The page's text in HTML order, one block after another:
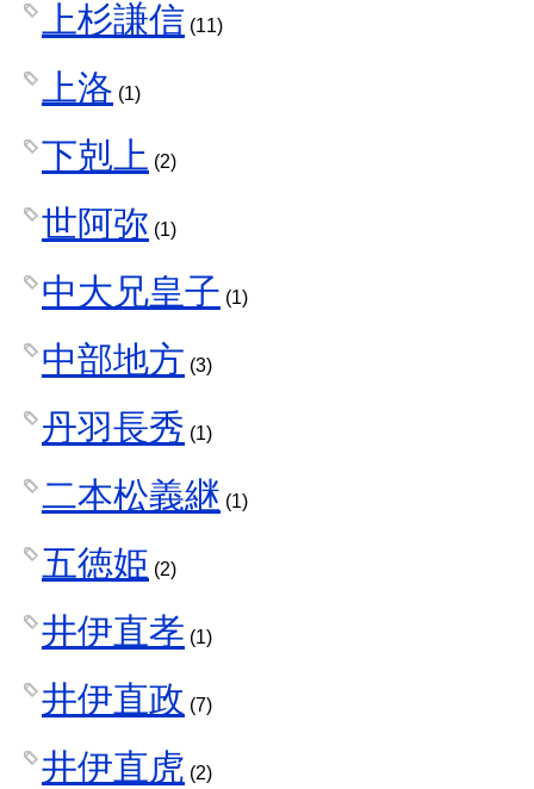
上杉謙信 (11)
上洛 (1)
下剋上 (2)
世阿弥 (1)
中大兄皇子 (1)
中部地方 (3)
丹羽長秀 (1)
二本松義継 (1)
五徳姫 (2)
井伊直孝 (1)
井伊直政 (7)
井伊直虎 (2)